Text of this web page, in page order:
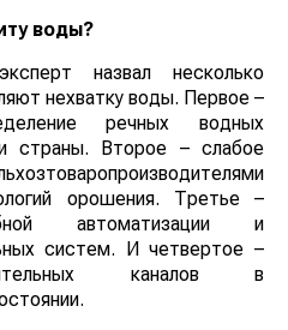
воды?
назвал несколько
нехватку воды. Первое –
речных водных
страны. Второе – слабое
орошения. Третье –
автоматизации и
систем. И четвертое –
каналов в